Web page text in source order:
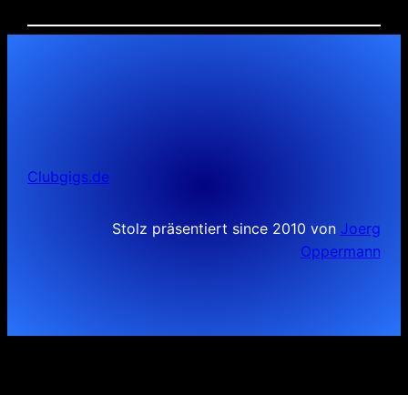
Clubgigs.de
Stolz präsentiert since 2010 von Joerg
Oppermann